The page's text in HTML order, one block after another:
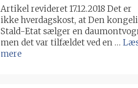
Artikel revideret 17.12.2018 Det er
ikke hverdagskost, at Den
Stald-Etat sælger en
men det var tilfældet ved en …
mere